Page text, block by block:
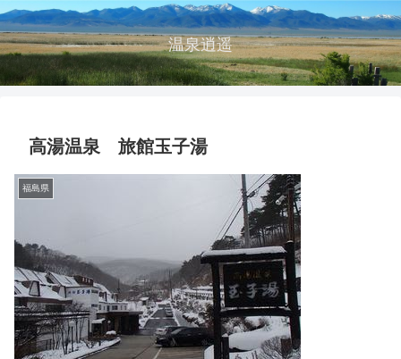
温泉逍遥
高湯温泉 旅館玉子湯
福島県